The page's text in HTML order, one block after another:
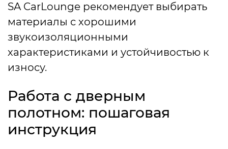
SA CarLounge рекомендует выбирать
материалы с хорошими
звукоизоляционными
характеристиками и устойчивостью к
износу.
Работа с дверным
полотном: пошаговая
инструкция